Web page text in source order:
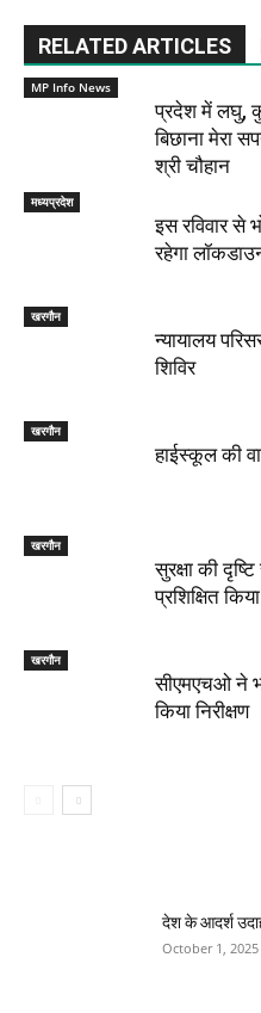
RELATED ARTICLES
MP Info News
प्रदेश में लघु,
बिछाना मेरा
श्री चौहान
मध्यप्रदेश
इस रविवार से
रहेगा
खरगौन
न्यायालय
शिविर
खरगौन
हाईस्कूल की
खरगौन
सुरक्षा की
प्रशिक्षित
खरगौन
सीएमएचओ ने
किया निरीक्षण
देश के आदर्श
October 1, 2025